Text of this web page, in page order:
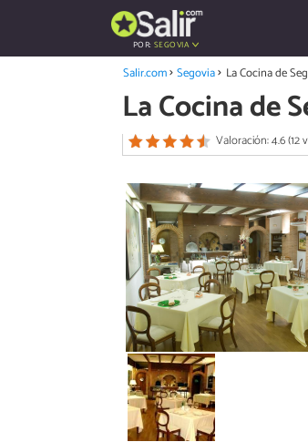
POR:SEGOVIA
Salir.com Segovia La Cocina de
La Cocina de
Valoración: 4.6 (12